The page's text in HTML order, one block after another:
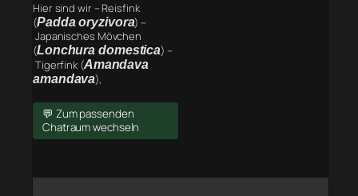
Hier sind wir – Reisfink
(Padda oryzivora) –
Japanisches Mövchen
(Lonchura domestica) –
Tigerfink (Amandava
amandava),
💬 Zum passenden
Chatraum wechseln